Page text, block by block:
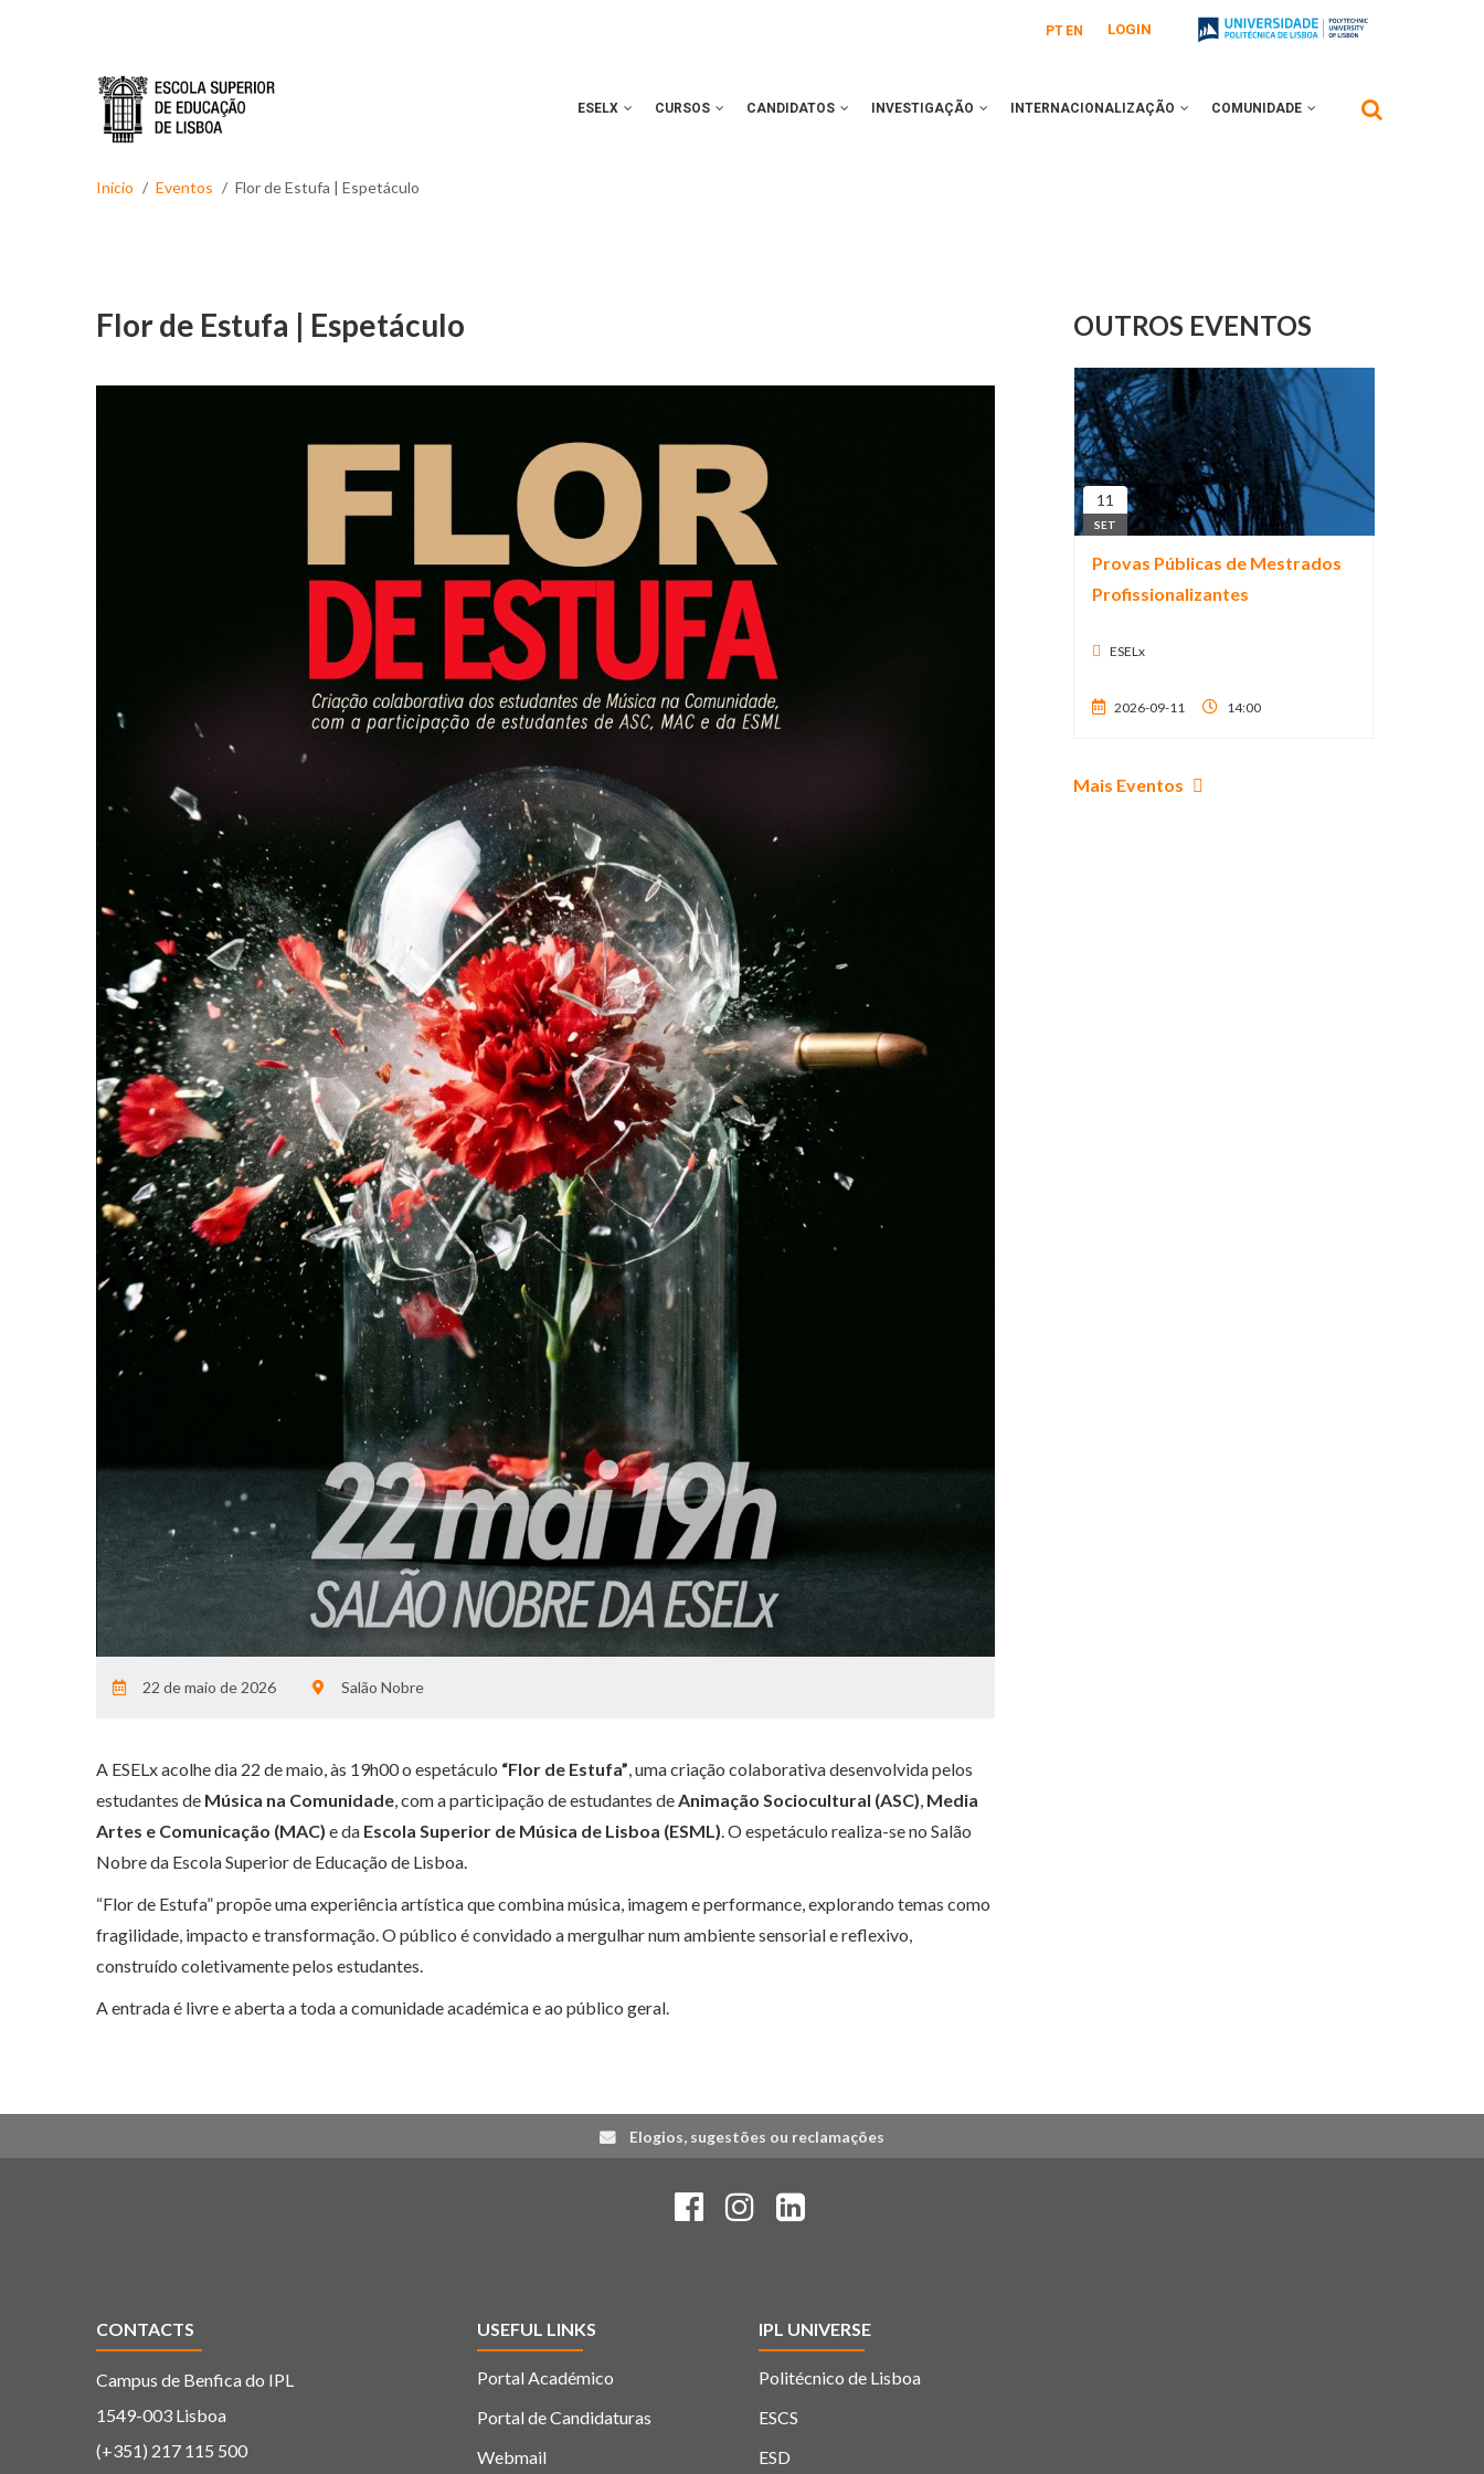
PT EN LOGIN
ESELX CURSOS CANDIDATOS INVESTIGAÇÃO INTERNACIONALIZAÇÃO COMUNIDADE
Início Eventos Flor de Estufa | Espetáculo
Flor de Estufa | Espetáculo
22 de maio de 2026 Salão Nobre
A ESELx acolhe dia 22 de maio, às 19h00 o espetáculo “Flor de Estufa”, uma criação colaborativa desenvolvida pelos
estudantes de Música na Comunidade, com a participação de estudantes de Animação Sociocultural (ASC), Media
Artes e Comunicação (MAC) e da Escola Superior de Música de Lisboa (ESML). O espetáculo realiza-se no Salão
Nobre da Escola Superior de Educação de Lisboa.
“Flor de Estufa” propõe uma experiência artística que combina música, imagem e performance, explorando temas como
fragilidade, impacto e transformação. O público é convidado a mergulhar num ambiente sensorial e reflexivo,
construído coletivamente pelos estudantes.
OUTROS EVENTOS
11
SET
Provas Públicas de Mestrados
Profissionalizantes
ESELx
2026-09-11 14:00
Mais Eventos
Elogios, sugestões ou reclamações
CONTACTS
Campus de Benfica do IPL
1549-003 Lisboa
(+351) 217 115 500
USEFUL LINKS
Portal Académico
Portal de Candidaturas
Webmail
IPL UNIVERSE
Politécnico de Lisboa
ESCS
ESD